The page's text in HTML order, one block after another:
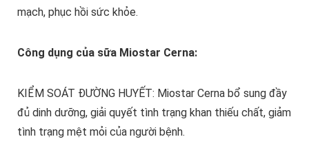
mạch, phục hồi sức khỏe.
Công dụng của sữa Miostar Cerna:
KIỂM SOÁT ĐƯỜNG HUYẾT: Miostar Cerna bổ sung đầy
đủ dinh dưỡng, giải quyết tình trạng khan thiếu chất, giảm
tình trạng mệt mỏi của người bệnh.